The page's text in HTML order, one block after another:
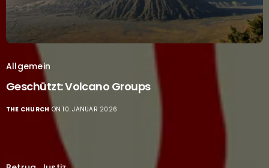
Allgemein
Geschützt: Volcano Groups
THE CHURCH ON 10. JANUAR 2026